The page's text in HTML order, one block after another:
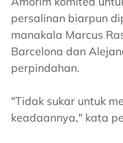
persalinan biarpun
manakala Marcus
Barcelona dan
perpindahan.
"Tidak sukar untuk
keadaannya," kata